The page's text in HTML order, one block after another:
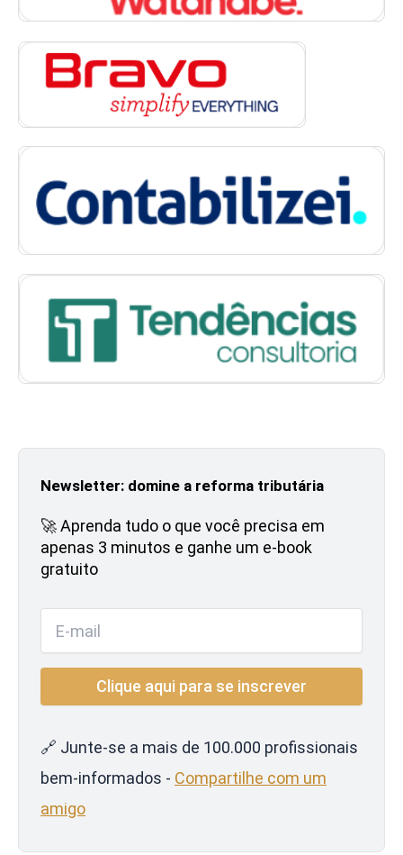
Newsletter: domine a reforma tributária
🚀 Aprenda tudo o que você precisa em
apenas 3 minutos e ganhe um e-book
gratuito
🔗 Junte-se a mais de 100.000 profissionais
bem-informados - Compartilhe com um
amigo